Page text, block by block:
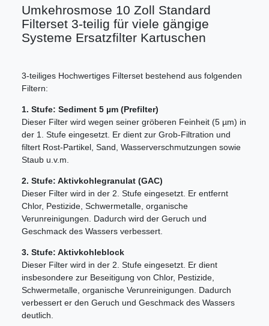
Umkehrosmose 10 Zoll Standard
Filterset 3-teilig für viele gängige
Systeme Ersatzfilter Kartuschen
3-teiliges Hochwertiges Filterset bestehend aus folgenden
Filtern:
1. Stufe: Sediment 5 µm (Prefilter)
Dieser Filter wird wegen seiner gröberen Feinheit (5 µm) in
der 1. Stufe eingesetzt. Er dient zur Grob-Filtration und
filtert Rost-Partikel, Sand, Wasserverschmutzungen sowie
Staub u.v.m.
2. Stufe: Aktivkohlegranulat (GAC)
Dieser Filter wird in der 2. Stufe eingesetzt. Er entfernt
Chlor, Pestizide, Schwermetalle, organische
Verunreinigungen. Dadurch wird der Geruch und
Geschmack des Wassers verbessert.
3. Stufe: Aktivkohleblock
Dieser Filter wird in der 2. Stufe eingesetzt. Er dient
insbesondere zur Beseitigung von Chlor, Pestizide,
Schwermetalle, organische Verunreinigungen. Dadurch
verbessert er den Geruch und Geschmack des Wassers
deutlich.